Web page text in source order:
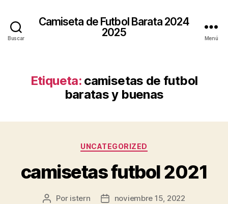
Buscar
Camiseta de Futbol Barata 2024
2025
Menú
Etiqueta: camisetas de futbol
baratas y buenas
Categorías
UNCATEGORIZED
camisetas futbol 2021
Autor
Por istern
Fechanoviembre 15, 2022